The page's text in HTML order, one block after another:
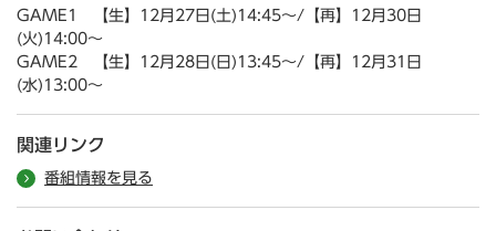
GAME1 【生】12月27日(土)14:45～/【再】12月30日
(火)14:00～
GAME2 【生】12月28日(日)13:45～/【再】12月31日
(水)13:00～
関連リンク
番組情報を見る